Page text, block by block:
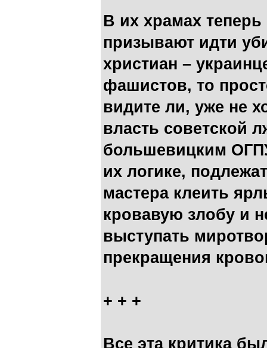
В их храмах
призывают идти
христиан –
фашистов, то
видите ли, уже не
власть советской
большевицким
их логике,
мастера клеить
кровавую злобу и
выступать
прекращения
+ + +
Все эта критика